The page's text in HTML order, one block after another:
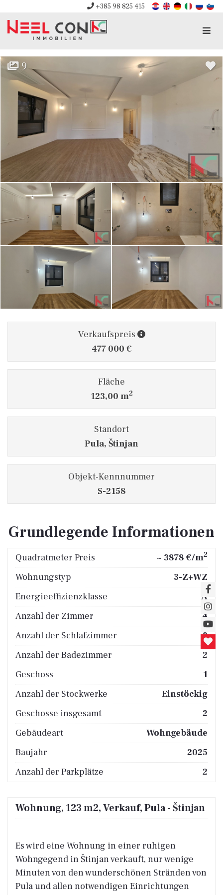
+385 98 825 415
9
Verkaufspreis
477 000 €
Fläche
123,00 m2
Standort
Pula, Štinjan
Objekt-Kennnummer
S-2158
Grundlegende Informationen
Quadratmeter Preis ~ 3878 €/m2
Wohnungstyp
3-Z+WZ
Energieeffizienzklasse
A
Anzahl der Zimmer
4
Anzahl der Schlafzimmer
3
Anzahl der Badezimmer
2
Geschoss
1
Anzahl der Stockwerke
Einstöckig
Geschosse insgesamt
2
Gebäudeart
Wohngebäude
Baujahr
2025
Anzahl der Parkplätze
2
Wohnung, 123 m2, Verkauf, Pula - Štinjan
Es wird eine Wohnung in einer ruhigen
Wohngegend in Štinjan verkauft, nur wenige
Minuten von den wunderschönen Stränden von
Pula und allen notwendigen Einrichtungen